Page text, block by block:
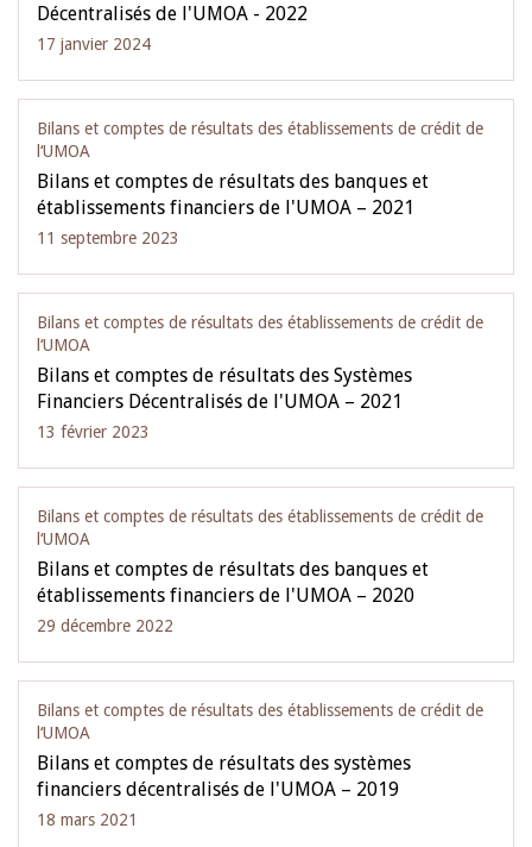
Décentralisés de l'UMOA - 2022
17 janvier 2024
Bilans et comptes de résultats des établissements de crédit de
l‘UMOA
Bilans et comptes de résultats des banques et
établissements financiers de l'UMOA – 2021
11 septembre 2023
Bilans et comptes de résultats des établissements de crédit de
l‘UMOA
Bilans et comptes de résultats des Systèmes
Financiers Décentralisés de l'UMOA – 2021
13 février 2023
Bilans et comptes de résultats des établissements de crédit de
l‘UMOA
Bilans et comptes de résultats des banques et
établissements financiers de l'UMOA – 2020
29 décembre 2022
Bilans et comptes de résultats des établissements de crédit de
l‘UMOA
Bilans et comptes de résultats des systèmes
financiers décentralisés de l'UMOA – 2019
18 mars 2021